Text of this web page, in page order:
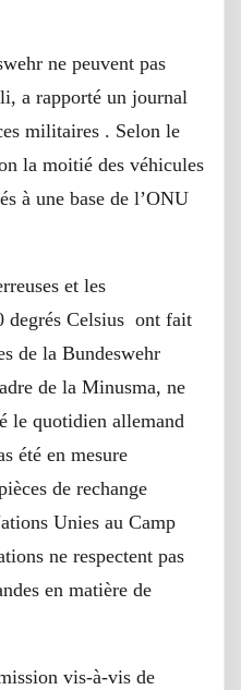
ne peuvent pas
a rapporté un journal
militaires . Selon le
la moitié des véhicules
à une base de l’ONU
et les
degrés Celsius ont fait
de la Bundeswehr
de la Minusma, ne
le quotidien allemand
été en mesure
de rechange
Unies au Camp
ne respectent pas
en matière de
vis-à-vis de